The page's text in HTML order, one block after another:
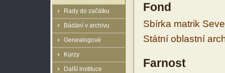
Rady do začátku
Bádání v archivu
Genealogové
Kurzy
Další instituce
Fond
Sbírka matrik
Státní oblastní
Farnost